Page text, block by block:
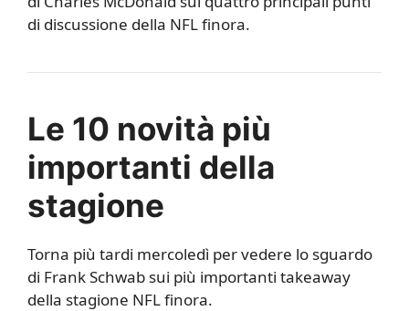
di discussione della NFL finora.
Le 10 novità più
importanti della
stagione
Torna più tardi mercoledì per vedere lo sguardo
di Frank Schwab sui più importanti takeaway
della stagione NFL finora.